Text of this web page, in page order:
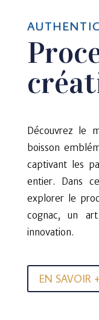
Découvrez le
boisson
captivant les
entier. Dans
explorer le
cognac, un
innovation.
EN SAVOIR